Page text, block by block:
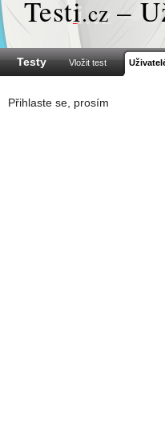
Testi.cz –
Testy Vložit test
Přihlaste se, prosím